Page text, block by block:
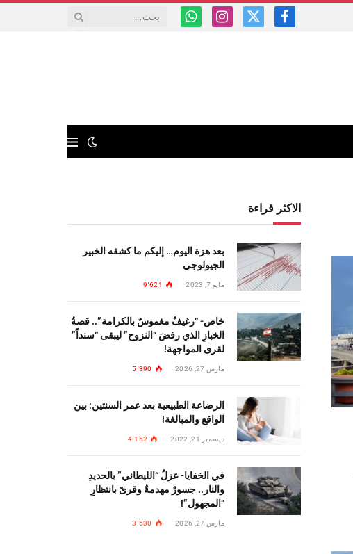
فيسبوكX
الانستغرامواتساب
الاكثر قراءة
بعد هزة اليوم… إليكم ما كشفه الخبير
الجيولوجي
مايو 7, 2023 9٬621
خاص- “رغيفٌ مغموسٌ بالكرامة”.. قصةُ
الخبازِ الذي رفضَ “النزوح” ليبقى “سنداً”
لقرى المواجهة!
مارس 27, 2026 5٬390
الرضاعة الطبيعية بعد عمر السنتين: بين
الواقع والمبالغة!
ديسمبر 21, 2022 4٬162
في الخفايا- عزلُ “الليطاني” بالحديدِ
والنار.. جسورٌ مهدمةٌ وقرىً بانتظارِ
“المجهول”!
مارس 27, 2026 3٬630